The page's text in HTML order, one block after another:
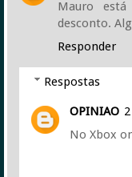
Mauro
desconto.
Responder
Respostas
OPINIAO
No Xbox